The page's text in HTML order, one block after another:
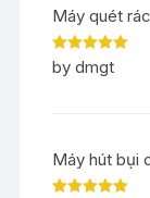
Máy quét
Rated5out
of 5
by dmgt
Máy hút bụi